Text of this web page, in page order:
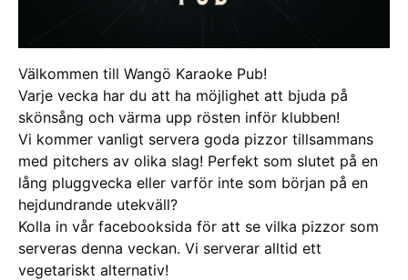
Välkommen till Wangö Karaoke Pub!
Varje vecka har du att ha möjlighet att bjuda på
skönsång och värma upp rösten inför klubben!
Vi kommer vanligt servera goda pizzor tillsammans
med pitchers av olika slag! Perfekt som slutet på en
lång pluggvecka eller varför inte som början på en
hejdundrande utekväll?
Kolla in vår facebooksida för att se vilka pizzor som
serveras denna veckan. Vi serverar alltid ett
vegetariskt alternativ!